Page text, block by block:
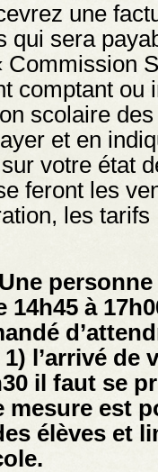
une
qui sera
Commission
comptant ou
scolaire
et en
votre état
feront les
les tarifs
personne
14h45 à
l’arrivé de
il faut se
mesure est
élèves et